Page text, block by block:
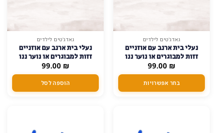
גאדג'טים לילדים
נעלי בית ארנב עם אוזניים
זזות למבוגרים או נוער ננו
נקודות למניעת החלקה
99.00 ₪
בחר אפשרויות
ניתן
גאדג'טים לילדים
נעלי בית ארנב עם אוזניים
זזות למבוגרים או נוער ננו
נקודות למניעת החלקה –
ילדים-28-32-מידה-אחת
99.00 ₪
הוספה לסל